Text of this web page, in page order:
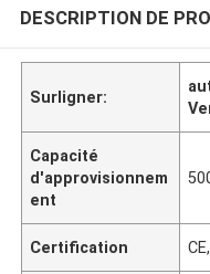
DESCRIPTION DE
Surligner:
Capacité
d'approvisionnem
ent
Certification